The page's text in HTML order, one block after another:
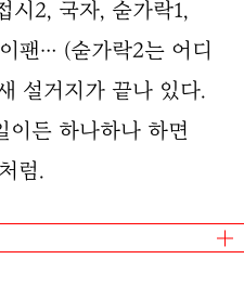
시2, 국자, 숟가락1,
팬… (숟가락2는 어디
설거지가 끝나 있다.
이든 하나하나 하면
럼.